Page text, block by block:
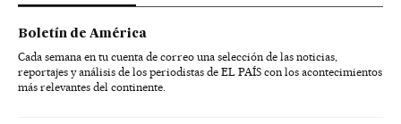
Boletín de América
Cada semana en tu cuenta de correo una selección de las noticias,
reportajes y análisis de los periodistas de EL PAÍS con los acontecimientos
más relevantes del continente.